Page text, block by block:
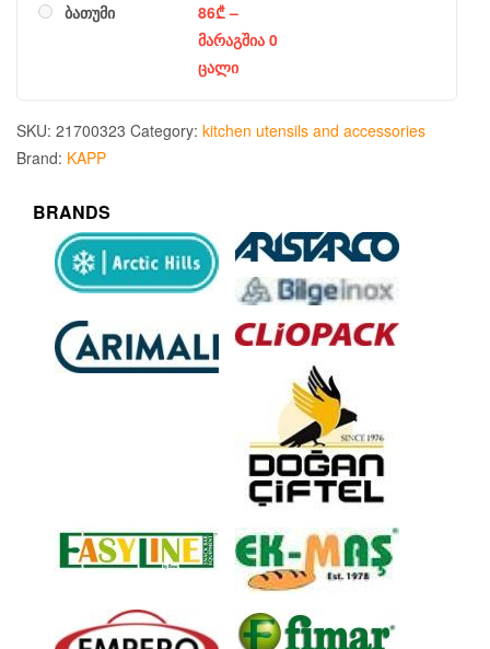
ბათუმი 86₾–
მარაგშია 0
ცალი
SKU: 21700323 Category: kitchen utensils and accessories
Brand: KAPP
BRANDS